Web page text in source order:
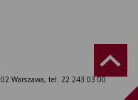
Warszawa, tel. 22 243 03 00